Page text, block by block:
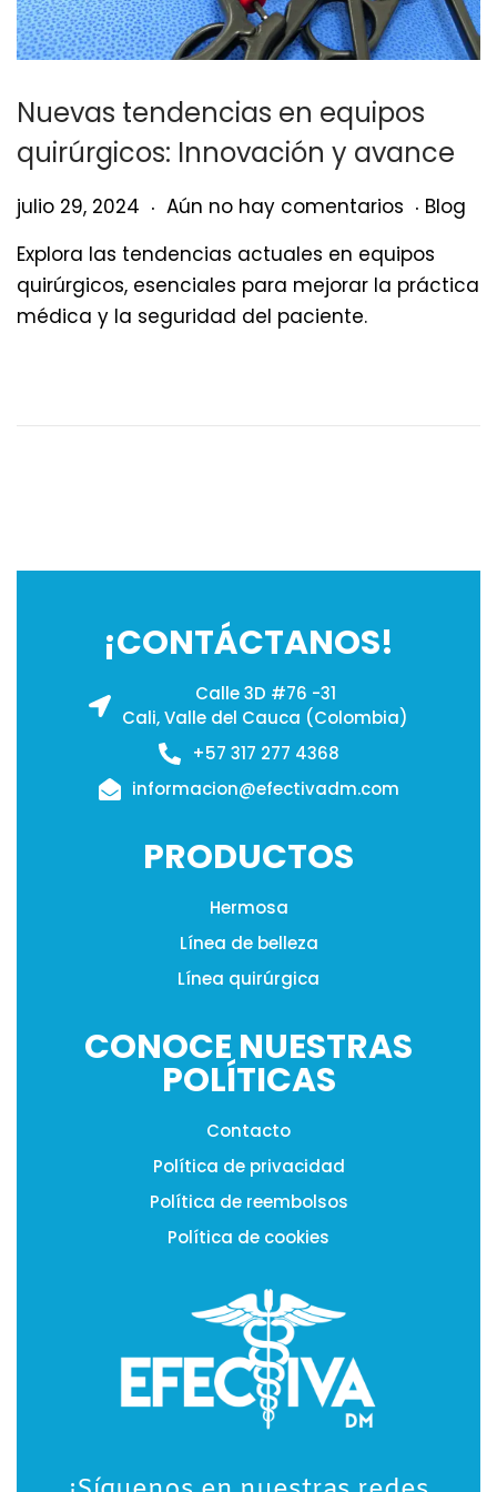
Nuevas tendencias en equipos
quirúrgicos: Innovación y avance
Publicado el
julio 29, 2024
i
o
. Aún no hay comentarios . Blog
Explora las tendencias actuales en equipos
quirúrgicos, esenciales para mejorar la práctica
médica y la seguridad del paciente.
¡CONTÁCTANOS!
Calle 3D #76 -31
Cali, Valle del Cauca (Colombia)
+57 317 277 4368
informacion@efectivadm.com
PRODUCTOS
Hermosa
Línea de belleza
Línea quirúrgica
CONOCE NUESTRAS
POLÍTICAS
Contacto
Política de privacidad
Política de reembolsos
Política de cookies